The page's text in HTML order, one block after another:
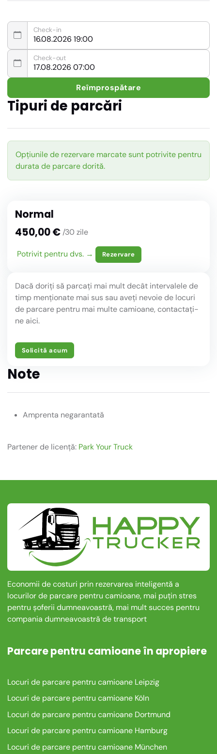
Check-in
Check-out
Reîmprospătare
Tipuri de parcări
Opțiunile de rezervare marcate sunt potrivite pentru
durata de parcare dorită.
Normal
450,00 €/30 zile
Potrivit pentru dvs. → Rezervare
Dacă doriți să parcați mai mult decât intervalele de
timp menționate mai sus sau aveți nevoie de locuri
de parcare pentru mai multe camioane, contactați-
ne aici.
Solicită acum
Note
Amprenta negarantată
Partener de licență: Park Your Truck
Economii de costuri prin rezervarea inteligentă a
locurilor de parcare pentru camioane, mai puțin stres
pentru șoferii dumneavoastră, mai mult succes pentru
compania dumneavoastră de transport
Parcare pentru camioane în apropiere
Locuri de parcare pentru camioane Leipzig
Locuri de parcare pentru camioane Köln
Locuri de parcare pentru camioane Dortmund
Locuri de parcare pentru camioane Hamburg
Locuri de parcare pentru camioane München